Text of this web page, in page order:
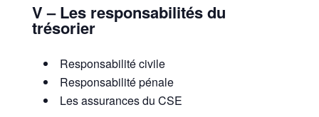
V – Les responsabilités du
trésorier
Responsabilité civile
Responsabilité pénale
Les assurances du CSE